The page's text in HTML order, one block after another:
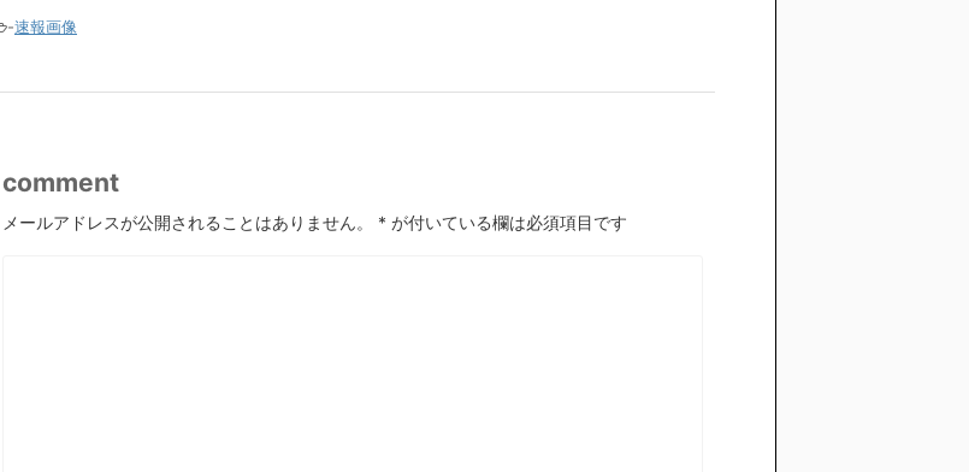
-速報画像
comment
メールアドレスが公開されることはありません。 * が付いている欄は必須項目です